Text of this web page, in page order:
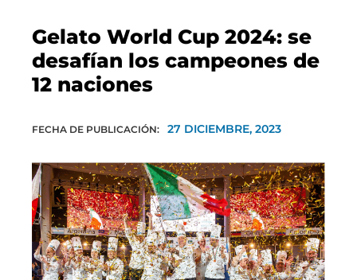
Gelato World Cup 2024: se
desafían los campeones de
12 naciones
FECHA DE PUBLICACIÓN: 27 DICIEMBRE, 2023